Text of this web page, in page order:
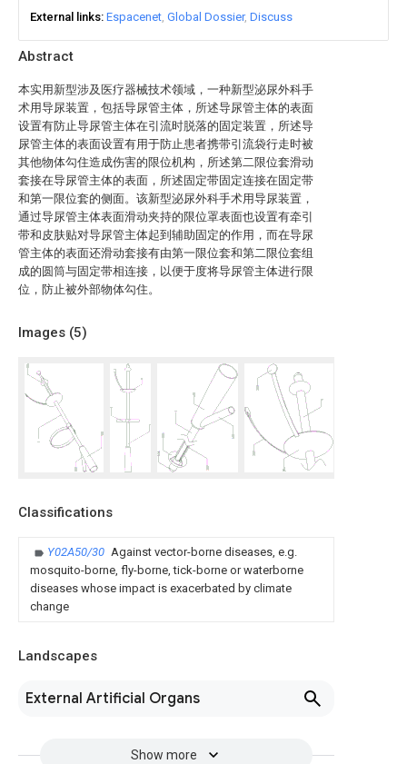
Abstract
本实用新型涉及医疗器械技术领域，一种新型泌尿外科手
术用导尿装置，包括导尿管主体，所述导尿管主体的表面
设置有防止导尿管主体在引流时脱落的固定装置，所述导
尿管主体的表面设置有用于防止患者携带引流袋行走时被
其他物体勾住造成伤害的限位机构，所述第二限位套滑动
套接在导尿管主体的表面，所述固定带固定连接在固定带
和第一限位套的侧面。该新型泌尿外科手术用导尿装置，
通过导尿管主体表面滑动夹持的限位罩表面也设置有牵引
带和皮肤贴对导尿管主体起到辅助固定的作用，而在导尿
管主体的表面还滑动套接有由第一限位套和第二限位套组
成的圆筒与固定带相连接，以便于度将导尿管主体进行限
位，防止被外部物体勾住。
Images (5)
Classifications
Y02A50/30 Against vector-borne diseases, e.g.
mosquito-borne, fly-borne, tick-borne or waterborne
diseases whose impact is exacerbated by climate
change
Landscapes
External Artificial Organs
Show more
External links Espacenet Global Dossier Discuss